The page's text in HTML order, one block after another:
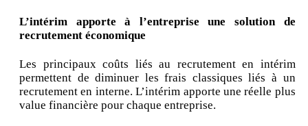
L’intérim apporte à l’entreprise une solution de
recrutement économique
Les principaux coûts liés au recrutement en intérim
permettent de diminuer les frais classiques liés à un
recrutement en interne. L’intérim apporte une réelle plus
value financière pour chaque entreprise.